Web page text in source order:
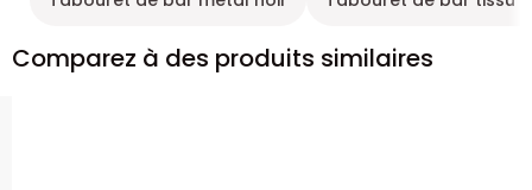
Comparez à des produits similaires